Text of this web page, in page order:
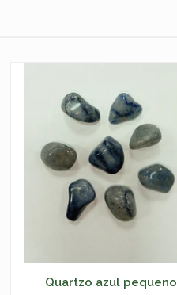
Quartzo azul pequeno